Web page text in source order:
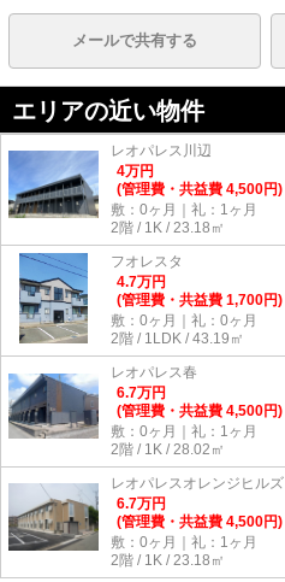
メールで共有する
エリアの近い物件
レオパレス川辺
4万円
(管理費・共益費 4,500円)
敷：0ヶ月｜礼：1ヶ月
2階 / 1K / 23.18㎡
フオレスタ
4.7万円
(管理費・共益費 1,700円)
敷：0ヶ月｜礼：0ヶ月
2階 / 1LDK / 43.19㎡
レオパレス春
6.7万円
(管理費・共益費 4,500円)
敷：0ヶ月｜礼：1ヶ月
2階 / 1K / 28.02㎡
レオパレスオレンジヒルズ
6.7万円
(管理費・共益費 4,500円)
敷：0ヶ月｜礼：1ヶ月
2階 / 1K / 23.18㎡